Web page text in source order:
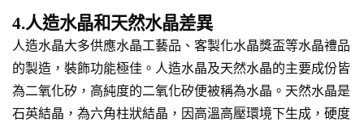
4.人造水晶和天然水晶差異
人造水晶大多供應水晶工藝品、客製化水晶獎盃等水晶禮品
的製造，裝飾功能極佳。人造水晶及天然水晶的主要成份皆
為二氧化矽，高純度的二氧化矽便被稱為水晶。天然水晶是
石英結晶，為六角柱狀結晶，因高溫高壓環境下生成，硬度